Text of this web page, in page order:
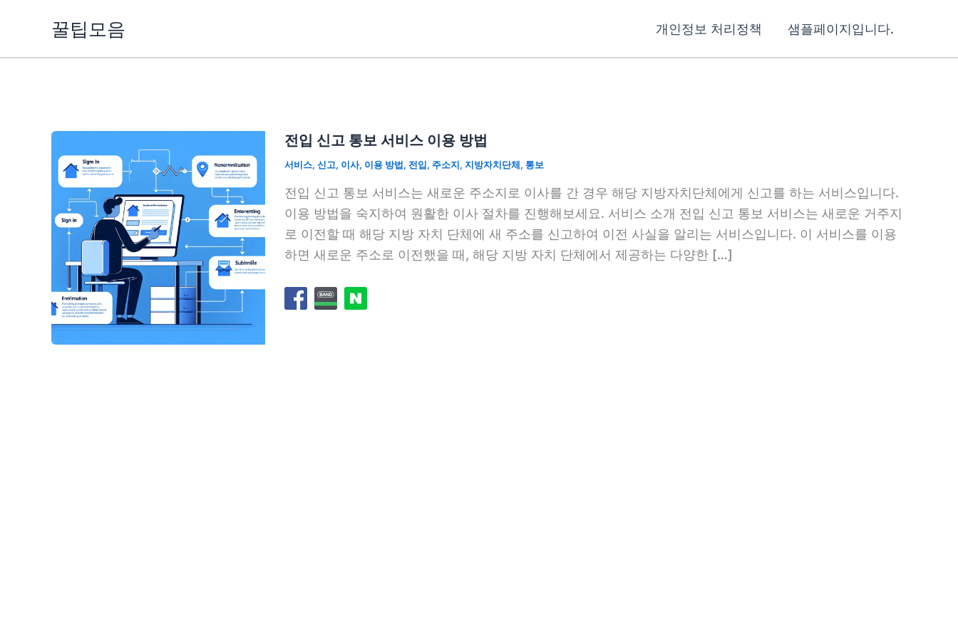
꿀팁모음 개인정보 처리정책 샘플페이지입니다.
전입 신고 통보 서비스 이용 방법
서비스, 신고, 이사, 이용 방법, 전입, 주소지, 지방자치단체, 통보
전입 신고 통보 서비스는 새로운 주소지로 이사를 간 경우 해당 지방자치단체에게 신고를 하는 서비스입니다.
이용 방법을 숙지하여 원활한 이사 절차를 진행해보세요. 서비스 소개 전입 신고 통보 서비스는 새로운 거주지
로 이전할 때 해당 지방 자치 단체에 새 주소를 신고하여 이전 사실을 알리는 서비스입니다. 이 서비스를 이용
하면 새로운 주소로 이전했을 때, 해당 지방 자치 단체에서 제공하는 다양한 […]